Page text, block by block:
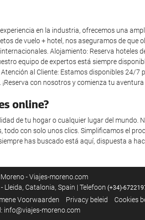
en la industria, ofrecemos una
de vuelo + hotel, nos aseguramos de que
Alojamiento: Reserva hoteles
equipo de expertos está siempre
al Cliente: Estamos disponibles 24/7
con nosotros y comienza tu aventura
online?
de tu hogar o cualquier lugar del mundo.
con solo unos clics. Simplificamos el
has buscado está aquí, dispuesta a
- Viajes-moreno.com
Lleida, Catalonia, Spain | Telefoon (+34)-
Voorwaarden Privacy beleid
Cookies
info@viajes-moreno.com